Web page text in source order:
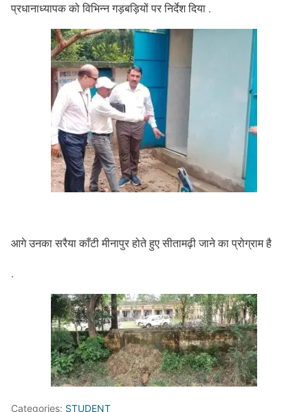
प्रधानाध्यापक को विभिन्न गड़बड़ियों पर निर्देश दिया .
आगे उनका सरैया काँटी मीनापुर होते हुए सीतामढ़ी जाने का प्रोग्राम है
.
Categories: STUDENT